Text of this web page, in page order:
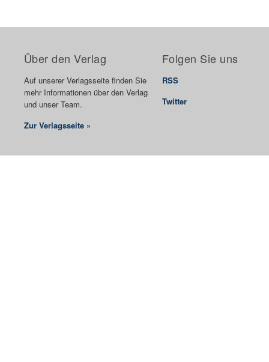
Über den Verlag
Auf unserer Verlagsseite finden Sie
mehr Informationen über den Verlag
und unser Team.
Zur Verlagsseite »
Folgen Sie uns
RSS
Twitter